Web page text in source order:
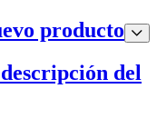
producto
del